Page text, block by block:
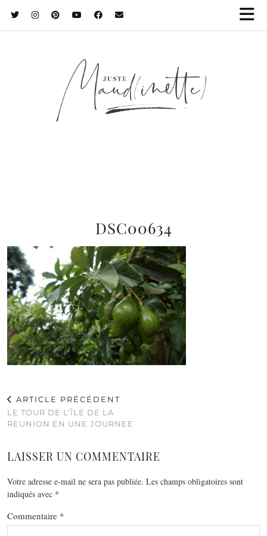
DSC00634
ARTICLE PRÉCÉDENT
LE TOUR DE L’ÎLE DE LA
REUNION EN UNE JOURNEE
LAISSER UN COMMENTAIRE
Votre adresse e-mail ne sera pas publiée. Les champs obligatoires sont
indiqués avec *
Commentaire *